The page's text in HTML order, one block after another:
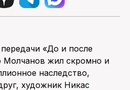
«До и после
Молчанов жил скромно и
наследство,
художник Никас